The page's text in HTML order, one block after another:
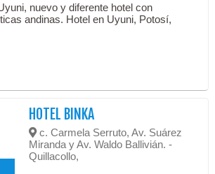
nuevo y diferente hotel con
andinas. Hotel en Uyuni, Potosí,
HOTEL BINKA
c. Carmela Serruto, Av. Suárez
Miranda y Av. Waldo Ballivián. -
Quillacollo,